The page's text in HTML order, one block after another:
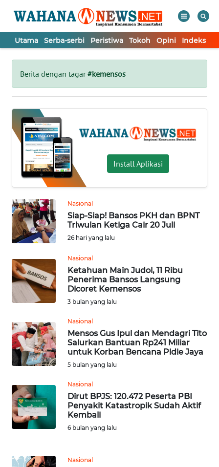
Utama Serba-serbi Peristiwa Tokoh Opini Indeks
Berita dengan tagar#kemensos
Install Aplikasi
Nasional
Siap-Siap! Bansos PKH dan BPNT
Triwulan Ketiga Cair 20 Juli
26 hari yang lalu
Nasional
Ketahuan Main Judol, 11 Ribu
Penerima Bansos Langsung
Dicoret Kemensos
3 bulan yang lalu
Nasional
Mensos Gus Ipul dan Mendagri Tito
Salurkan Bantuan Rp241 Miliar
untuk Korban Bencana Pidie Jaya
5 bulan yang lalu
Nasional
Dirut BPJS: 120.472 Peserta PBI
Penyakit Katastropik Sudah Aktif
Kembali
6 bulan yang lalu
Nasional
Tutup
UTAMA
SERBA-
SERBI
PERISTIWA
TOKOH
OPINI
Informasi
INDEKS
BERITA
KONTAK
INFO
IKLAN
KAMI
PEDOMAN
MEDIA
SIBER
REDAKSI